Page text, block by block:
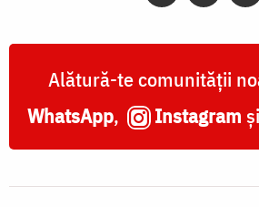
MucenicAlătură-te comunității
WhatsApp, Instagram și